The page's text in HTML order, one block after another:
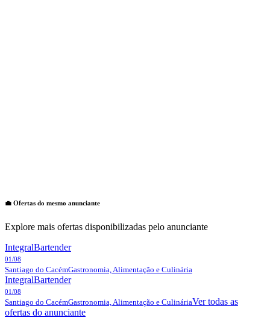
💼 Ofertas do mesmo anunciante
Explore mais ofertas disponibilizadas pelo anunciante
IntegralBartender
01/08
Santiago do CacémGastronomia, Alimentação e Culinária
IntegralBartender
01/08
Santiago do CacémGastronomia, Alimentação e CulináriaVer todas as
ofertas do anunciante